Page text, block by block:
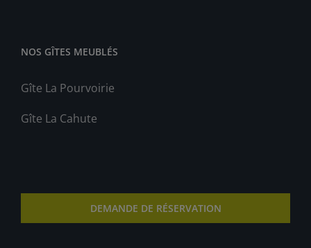
NOS GÎTES MEUBLÉS
Gîte La Pourvoirie
Gîte La Cahute
DEMANDE DE RÉSERVATION